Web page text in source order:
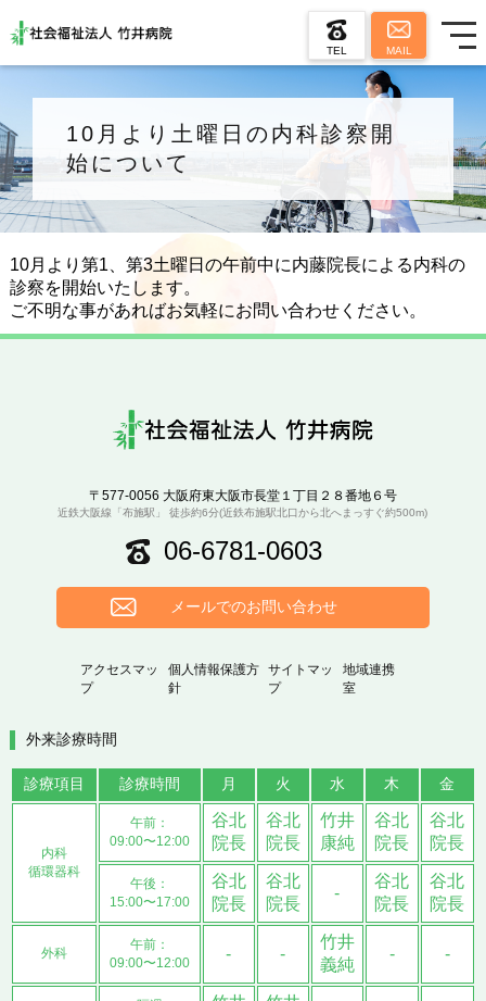
TEL MAIL
10月より土曜日の内科診察開
始について
10月より第1、第3土曜日の午前中に内藤院長による内科の
診察を開始いたします。
ご不明な事があればお気軽にお問い合わせください。
〒577-0056 大阪府東大阪市長堂１丁目２８番地６号
近鉄大阪線「布施駅」 徒歩約6分(近鉄布施駅北口から北へまっすぐ約500m)
06-6781-0603
メールでのお問い合わせ
アクセスマッ
プ
個人情報保護方
針
サイトマッ
プ
地域連携
室
外来診療時間
診療項目 診療時間 月 火 水 木 金
内科
循環器科
午前：
09:00〜12:00
谷北
院長
谷北
院長
竹井
康純
谷北
院長
谷北
院長
午後：
15:00〜17:00
谷北
院長
谷北
院長
-
谷北
院長
谷北
院長
外科
午前：
09:00〜12:00
- -
竹井
義純
- -